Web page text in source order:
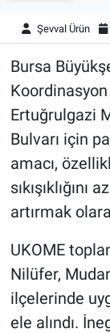
Şevval Ürün
Bursa
Ertuğrulgazi
Bulvarı için
amacı,
artırmak
UKOME
Nilüfer,
ilçelerinde
ele alındı.